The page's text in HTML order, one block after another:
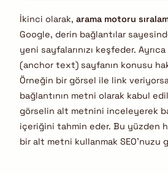
İkinci olarak, arama motoru
Google, derin bağlantılar
yeni sayfalarınızı keşfeder.
(anchor text) sayfanın konusu
Örneğin bir görsel ile link
bağlantının metni olarak kabul
görselin alt metnini inceleyerek
içeriğini tahmin eder. Bu yüzden
bir alt metni kullanmak SEO’nuzu